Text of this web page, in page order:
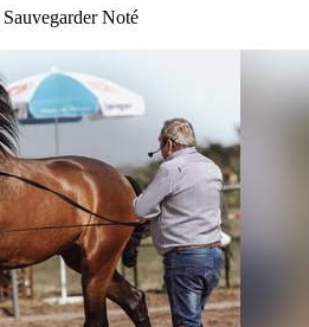
Sauvegarder Noté